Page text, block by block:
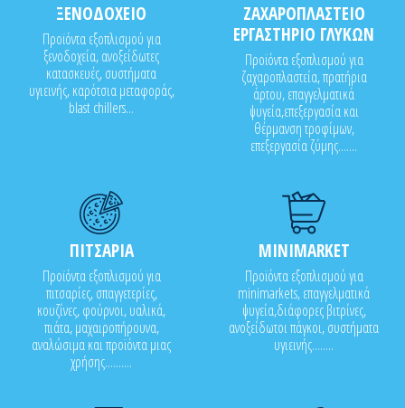
ΞΕΝΟΔΟΧΕΙΟ
Προϊόντα εξοπλισμού για
ξενοδοχεία, ανοξείδωτες
κατασκευές, συστήματα
υγιεινής, καρότσια μεταφοράς,
blast chillers...
ΖΑΧΑΡΟΠΛΑΣΤΕΙΟ
ΕΡΓΑΣΤΗΡΙΟ ΓΛΥΚΩΝ
Προϊόντα εξοπλισμού για
ζαχαροπλαστεία, πρατήρια
άρτου, επαγγελματικά
ψυγεία,επεξεργασία και
θέρμανση τροφίμων,
επεξεργασία ζύμης.......
ΠΙΤΣΑΡΙΑ
Προϊόντα εξοπλισμού για
πιτσαρίες, σπαγγετερίες,
κουζίνες, φούρνοι, υαλικά,
πιάτα, μαχαιροπήρουνα,
αναλώσιμα και προϊόντα μιας
χρήσης..........
MINIMARKET
Προϊόντα εξοπλισμού για
minimarkets, επαγγελματικά
ψυγεία,διάφορες βιτρίνες,
ανοξείδωτοι πάγκοι, συστήματα
υγιεινής........